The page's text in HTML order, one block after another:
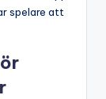
spelare att